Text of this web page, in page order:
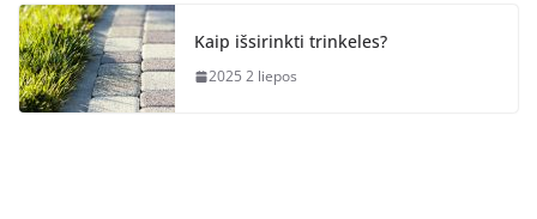
Kaip išsirinkti trinkeles?
2025 2 liepos